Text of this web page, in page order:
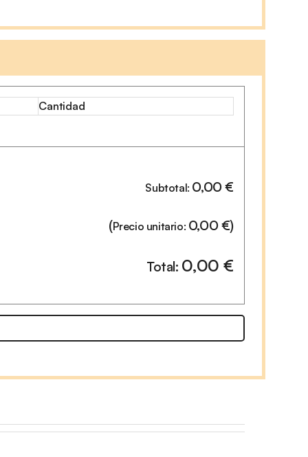
Cantidad
Subtotal: 0,00€
(Precio unitario: 0,00€)
Total: 0,00€